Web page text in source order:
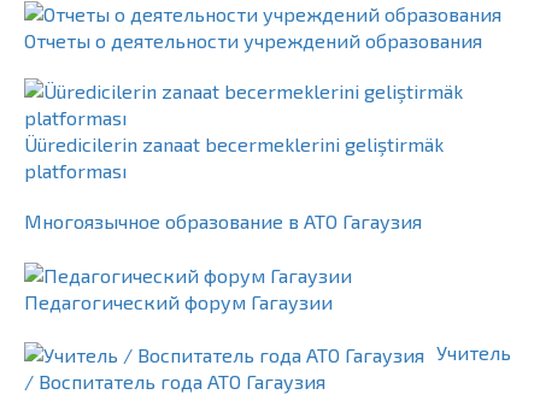
Отчеты о деятельности учреждений образования
Üüredicilerin zanaat becermeklerini geliştirmäk
platforması
Многоязычное образование в АТО Гагаузия
Педагогический форум Гагаузии
Учитель
/ Воспитатель года АТО Гагаузия